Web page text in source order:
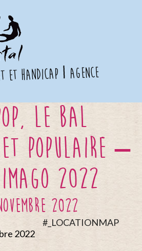
et handicap agence
le bal
populaire –
2022
2022
#_LOCATIONMAP
2022